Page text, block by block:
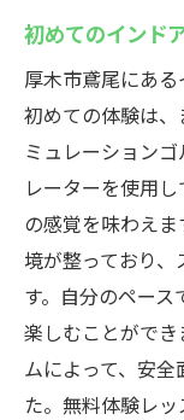
初めてのインド
厚木市鳶尾にある
初めての体験は
ミュレーション
レーターを使用
の感覚を味わえ
境が整っており
す。自分のペー
楽しむことがで
ムによって、安
た。無料体験レ